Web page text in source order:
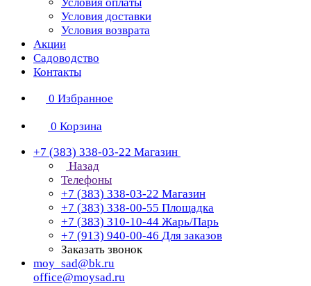
Условия доставки
Условия возврата
Акции
Садоводство
Контакты
0 Избранное
0 Корзина
+7 (383) 338-03-22 Магазин
Назад
Телефоны
+7 (383) 338-03-22 Магазин
+7 (383) 338-00-55 Площадка
+7 (383) 310-10-44 Жарь/Парь
+7 (913) 940-00-46 Для заказов
Заказать звонок
moy_sad@bk.ru
office@moysad.ru